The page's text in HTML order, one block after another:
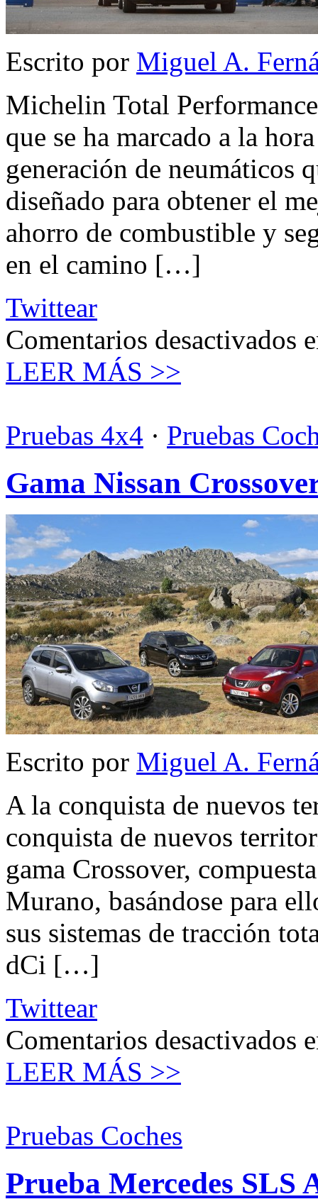
Escrito por Miguel A.
Michelin Total
que se ha marcado a la
generación de neumáticos
diseñado para obtener el
ahorro de combustible y
en el camino […]
Twittear
Comentarios desactivados
LEER MÁS >>
Pruebas 4x4 · Pruebas
Gama Nissan
Escrito por Miguel A.
A la conquista de nuevos
conquista de nuevos
gama Crossover,
Murano, basándose para
sus sistemas de tracción
dCi […]
Twittear
Comentarios desactivados
LEER MÁS >>
Pruebas Coches
Prueba Mercedes SLS